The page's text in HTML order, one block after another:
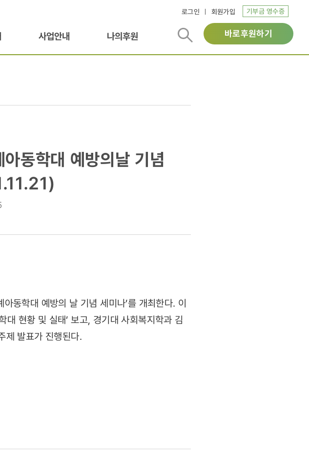
로그인 회원가입 기부금 영수증
사업안내 나의후원 바로후원하기
동학대 예방의날 기념
동학대 예방의 날 기념 세미나’를 개최한다. 이
대 현황 및 실태’ 보고, 경기대 사회복지학과 김
제 발표가 진행된다.